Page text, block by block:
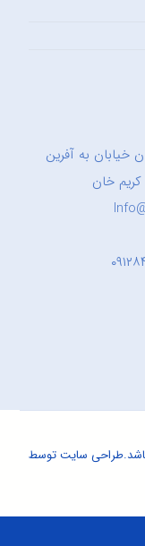
خیابان به آفرین
طراحی سایتتوسط